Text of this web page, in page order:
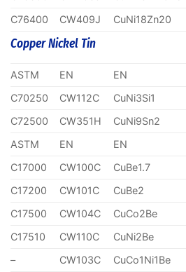
C76400
CW409J CuNi18Zn20
Copper Nickel Tin
ASTM EN EN
C70250
CW112C CuNi3Si1
C72500
CW351H CuNi9Sn2
ASTM
EN EN
C17000
CW100C CuBe1.7
C17200
CW101C CuBe2
C17500
CW104C CuCo2Be
C17510
CW110C CuNi2Be
–
CW103C CuCo1Ni1Be